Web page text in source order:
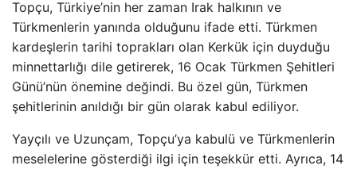
Topçu, Türkiye’nin her zaman Irak halkının ve
Türkmenlerin yanında olduğunu ifade etti. Türkmen
kardeşlerin tarihi toprakları olan Kerkük için duyduğu
minnettarlığı dile getirerek, 16 Ocak Türkmen Şehitleri
Günü’nün önemine değindi. Bu özel gün, Türkmen
şehitlerinin anıldığı bir gün olarak kabul ediliyor.
Yayçılı ve Uzunçam, Topçu’ya kabulü ve Türkmenlerin
meselelerine gösterdiği ilgi için teşekkür etti. Ayrıca, 14